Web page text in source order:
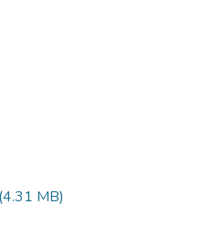
(4.31 MB)